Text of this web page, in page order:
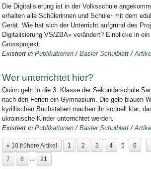
Die Digitalisierung ist in der Volksschule
erhalten alle Schülerinnen und Schüler mit dem
Gerät. Wie hat sich der Unterricht aufgrund des
Digitalisierung VS/ZBA» verändert? Einblicke in
Grossprojekt.
Existiert in Publikationen /Basler Schulblatt /
Wer unterrichtet hier?
Quinn geht in die 3. Klasse der Sekundarschule
nach den Ferien ein Gymnasium. Die gelb-blauen
kyrillischen Buchstaben machen ihr schnell klar,
ukrainische Kinder unterrichtet werden.
Existiert in Publikationen /Basler Schulblatt /
« 10 frühere Artikel 1 2 3 4 5 6
7 8 21